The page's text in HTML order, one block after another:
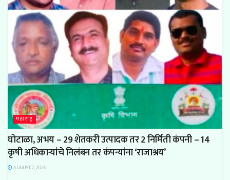
महाराष्ट्र
घोटाळा, अभय – 29 शेतकरी उत्पादक तर 2 निर्मिती कंपनी – 14
कृषी अधिकाऱ्यांचे निलंबन तर कंपन्यांना ‘राजाश्रय’
AUGUST 7, 2026